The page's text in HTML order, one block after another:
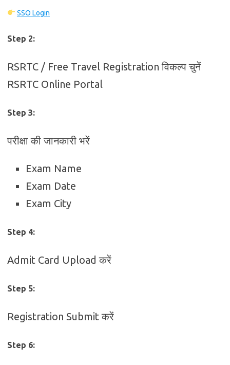
SSO Login
Step 2:
RSRTC / Free Travel Registration विकल्प चुनें
RSRTC Online Portal
Step 3:
परीक्षा की जानकारी भरें
Exam Name
Exam Date
Exam City
Step 4:
Admit Card Upload करें
Step 5:
Registration Submit करें
Step 6: